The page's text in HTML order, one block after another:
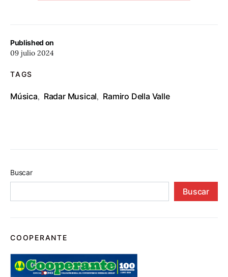
Published on
09 julio 2024
TAGS
Música, Radar Musical, Ramiro Della Valle
Buscar
Buscar
COOPERANTE